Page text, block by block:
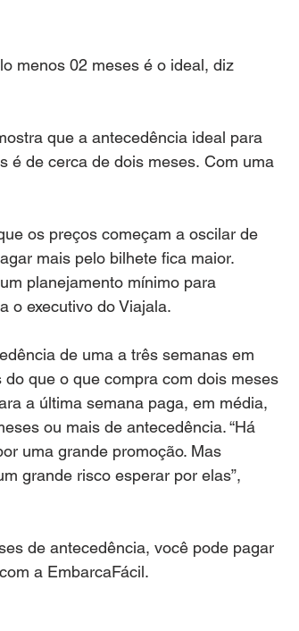
menos 02 meses é o ideal, diz
que a antecedência ideal para
é de cerca de dois meses. Com uma
os preços começam a oscilar de
mais pelo bilhete fica maior.
planejamento mínimo para
o executivo do Viajala.
de uma a três semanas em
que o que compra com dois meses
a última semana paga, em média,
ou mais de antecedência. “Há
uma grande promoção. Mas
grande risco esperar por elas”,
de antecedência, você pode pagar
a EmbarcaFácil.